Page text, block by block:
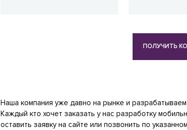
ПОЛУЧИТЬ
Наша компания уже давно на рынке и
Каждый кто хочет заказать у нас разработку
оставить заявку на сайте или позвонить по